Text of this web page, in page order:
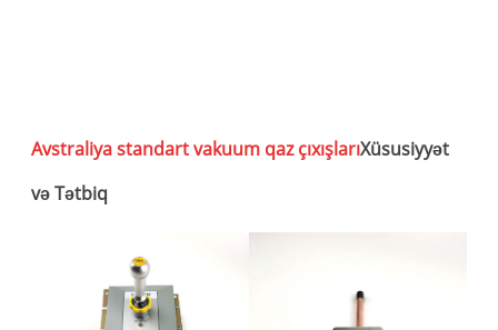
Avstraliya standart vakuum qaz çıxışlarıXüsusiyyət
və Tətbiq